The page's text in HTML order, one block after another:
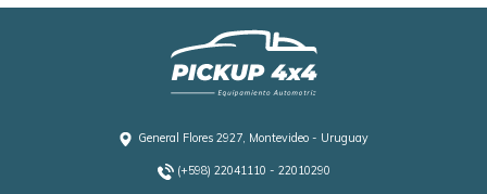
General Flores 2927, Montevideo - Uruguay
(+598) 22041110 - 22010290